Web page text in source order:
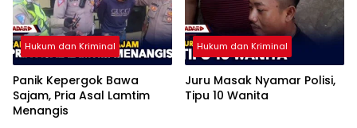
Hukum dan Kriminal
Panik Kepergok Bawa
Sajam, Pria Asal Lamtim
Menangis
Hukum dan Kriminal
Juru Masak Nyamar Polisi,
Tipu 10 Wanita